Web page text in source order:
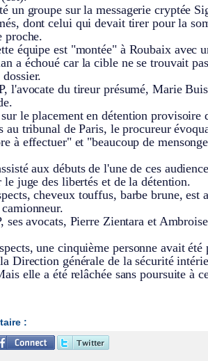
un groupe sur la messagerie cryptée
dont celui qui devait tirer pour la
proche.
équipe est "montée" à Roubaix avec
a échoué car la cible ne se trouvait
l'avocate du tireur présumé, Marie
le placement en détention provisoire
au tribunal de Paris, le procureur
à effectuer" et "beaucoup de
aux débuts de l'une de ces
le juge des libertés et de la détention.
cheveux touffus, barbe brune, est
ses avocats, Pierre Zientara et
une cinquième personne avait été
Direction générale de la sécurité
elle a été relâchée sans poursuite à
: